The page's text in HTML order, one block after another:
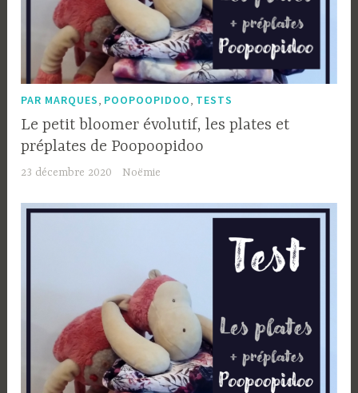
PAR MARQUES POOPOOPIDOO TESTS
Le petit bloomer évolutif, les plates et
préplates de Poopoopidoo
23 décembre 2020 Noëmie